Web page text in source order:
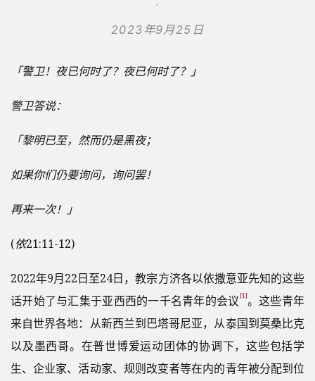
2023年9月25日
「警卫！夜已何时了？夜已何时了？」
警卫答说：
「黎明已至，然而仍是黑夜；
如果你们仍要询问，询问罢！
再来一次！」
(依21:11-12)
2022年9月22日至24日，教宗方济各以依撒意亚先知的这些
话开始了与汇集于亚西西的一千名青年的会议[1]。这些青年
来自世界各地：从新西兰到巴塔哥尼亚，从泰国到莫桑比克
以及墨西哥。在普世博爱运动团体的协调下，这些包括学
生、企业家、活动家、规则改变者等在内的青年被分配到位